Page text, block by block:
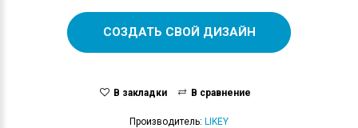
СОЗДАТЬ СВОЙ ДИЗАЙН
В закладки В сравнение
Производитель: LIKEY